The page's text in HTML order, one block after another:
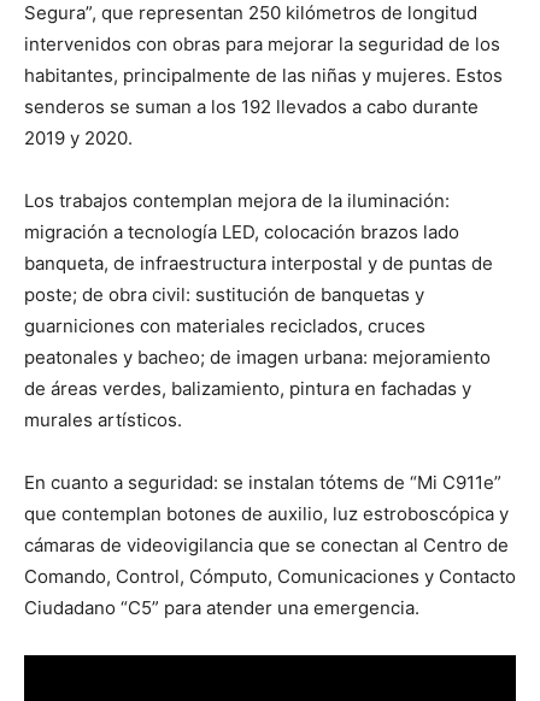
Segura”, que representan 250 kilómetros de longitud
intervenidos con obras para mejorar la seguridad de los
habitantes, principalmente de las niñas y mujeres. Estos
senderos se suman a los 192 llevados a cabo durante
2019 y 2020.
Los trabajos contemplan mejora de la iluminación:
migración a tecnología LED, colocación brazos lado
banqueta, de infraestructura interpostal y de puntas de
poste; de obra civil: sustitución de banquetas y
guarniciones con materiales reciclados, cruces
peatonales y bacheo; de imagen urbana: mejoramiento
de áreas verdes, balizamiento, pintura en fachadas y
murales artísticos.
En cuanto a seguridad: se instalan tótems de “Mi C911e”
que contemplan botones de auxilio, luz estroboscópica y
cámaras de videovigilancia que se conectan al Centro de
Comando, Control, Cómputo, Comunicaciones y Contacto
Ciudadano “C5” para atender una emergencia.